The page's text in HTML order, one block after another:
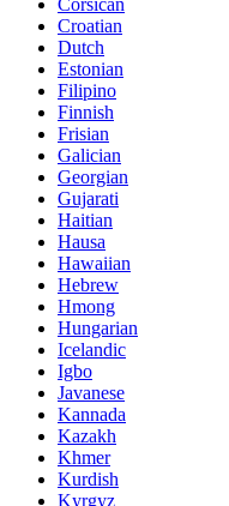
Corsican
Croatian
Dutch
Estonian
Filipino
Finnish
Frisian
Galician
Georgian
Gujarati
Haitian
Hausa
Hawaiian
Hebrew
Hmong
Hungarian
Icelandic
Igbo
Javanese
Kannada
Kazakh
Khmer
Kurdish
Kyrgyz